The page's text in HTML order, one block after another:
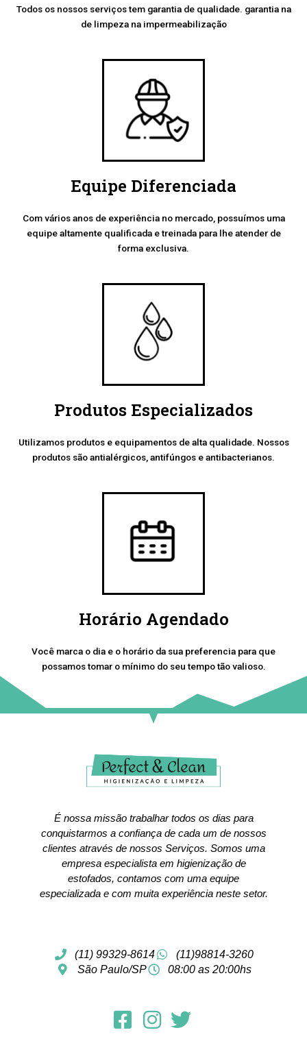
Todos os nossos serviços tem garantia de qualidade. garantia na
de limpeza na impermeabilização
Equipe Diferenciada
Com vários anos de experiência no mercado, possuímos uma
equipe altamente qualificada e treinada para lhe atender de
forma exclusiva.
Produtos Especializados
Utilizamos produtos e equipamentos de alta qualidade. Nossos
produtos são antialérgicos, antifúngos e antibacterianos.
Horário Agendado
Você marca o dia e o horário da sua preferencia para que
possamos tomar o mínimo do seu tempo tão valioso.
É nossa missão trabalhar todos os dias para
conquistarmos a confiança de cada um de nossos
clientes através de nossos Serviços. Somos uma
empresa especialista em higienização de
estofados, contamos com uma equipe
especializada e com muita experiência neste setor.
(11) 99329-8614
(11)98814-3260
São Paulo/SP
08:00 as 20:00hs